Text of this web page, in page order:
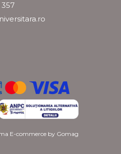
E-commerce by Gomag